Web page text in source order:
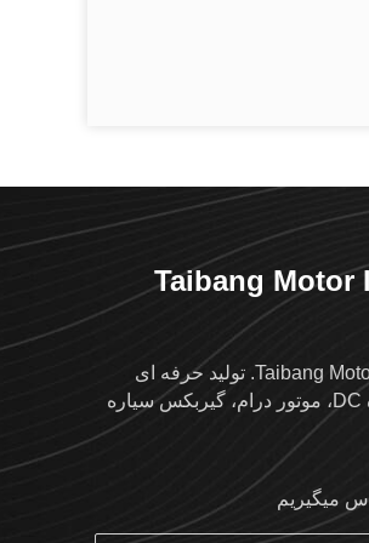
Taibang Motor
Taibang Motor Industry Group Co.,Ltd. تولید حرفه ای
موتور دنده AC، موتور دنده DC، موتور درام، گیربکس سیاره
ميگيريم